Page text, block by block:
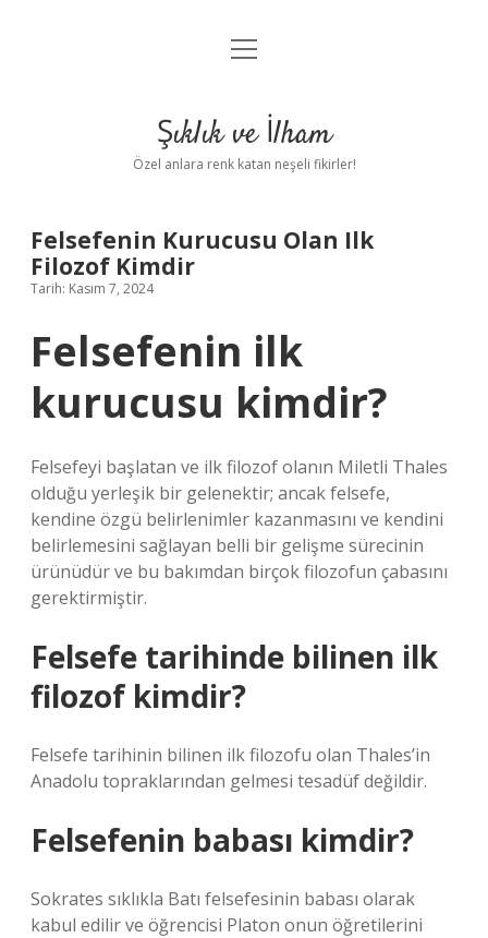
Anasayfa
Yasal Uyarı
menüyü
Şıklık ve İlham
Özel anlara renk katan neşeli fikirler!
Felsefenin Kurucusu Olan Ilk
Filozof Kimdir
Tarih: Kasım 7, 2024
Felsefenin ilk
kurucusu kimdir?
Felsefeyi başlatan ve ilk filozof olanın Miletli Thales
olduğu yerleşik bir gelenektir; ancak felsefe,
kendine özgü belirlenimler kazanmasını ve kendini
belirlemesini sağlayan belli bir gelişme sürecinin
ürünüdür ve bu bakımdan birçok filozofun çabasını
gerektirmiştir.
Felsefe tarihinde bilinen ilk
filozof kimdir?
Felsefe tarihinin bilinen ilk filozofu olan Thales’in
Anadolu topraklarından gelmesi tesadüf değildir.
Felsefenin babası kimdir?
Sokrates sıklıkla Batı felsefesinin babası olarak
kabul edilir ve öğrencisi Platon onun öğretilerini